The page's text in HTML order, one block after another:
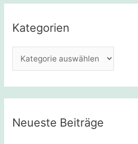
h
n
h
Kategorien
a
t
g
Neueste Beiträge